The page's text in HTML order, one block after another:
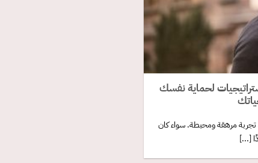
لحماية نفسك
تجربة مرهقة ومحبطة. سواء كان
[...]